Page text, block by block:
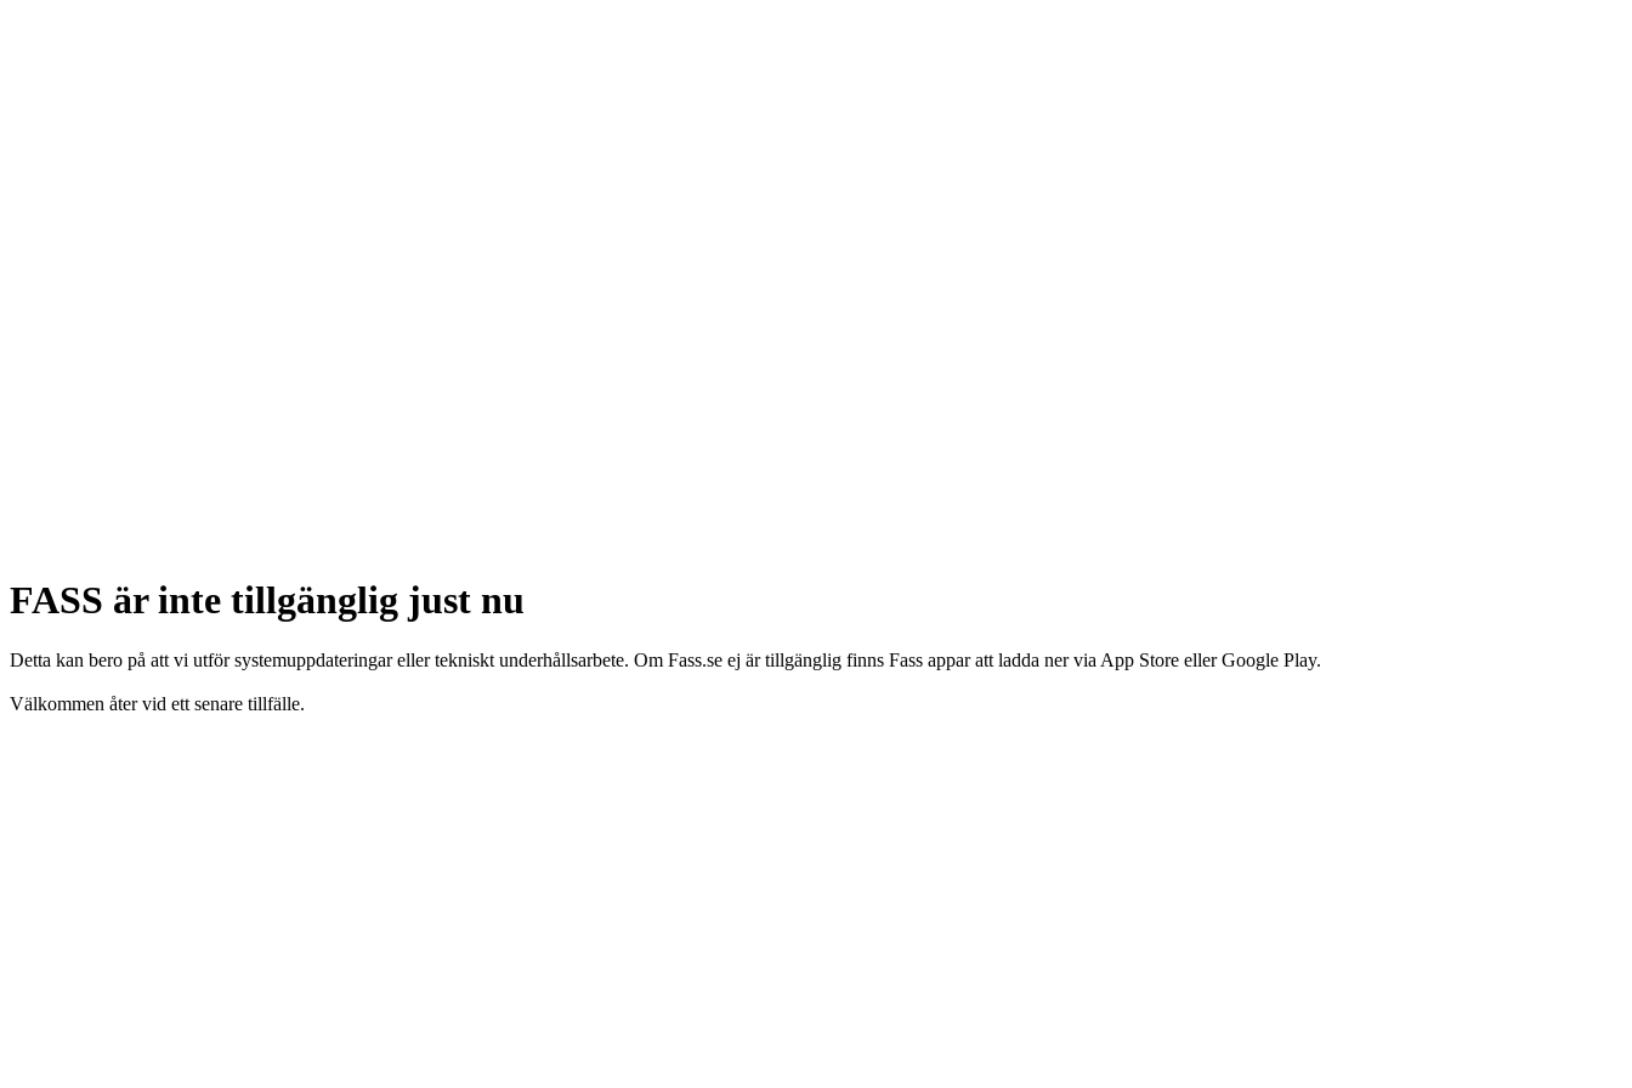
FASS är inte tillgänglig just nu
Detta kan bero på att vi utför systemuppdateringar eller tekniskt underhållsarbete. Om Fass.se ej är tillgänglig finns Fass appar att ladda ner via App Store eller Google Play.
Välkommen åter vid ett senare tillfälle.